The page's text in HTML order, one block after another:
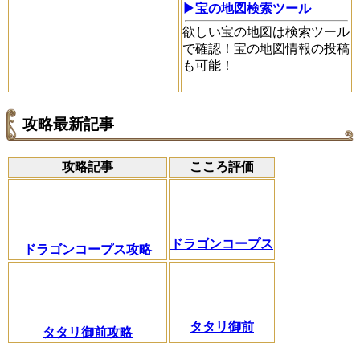
▶宝の地図検索ツール
欲しい宝の地図は検索ツール
で確認！宝の地図情報の投稿
も可能！
攻略最新記事
攻略記事 こころ評価
ドラゴンコープス攻略 ドラゴンコープス
タタリ御前攻略 タタリ御前